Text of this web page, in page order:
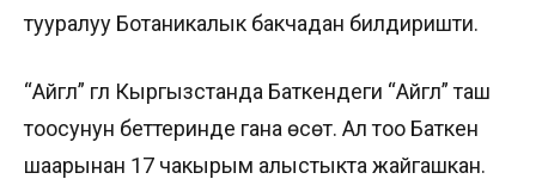
тууралуу Ботаникалык бакчадан билдиришти.
“Айгүл” гүлү Кыргызстанда Баткендеги “Айгүл” таш
тоосунун беттеринде гана өсөт. Ал тоо Баткен
шаарынан 17 чакырым алыстыкта жайгашкан.